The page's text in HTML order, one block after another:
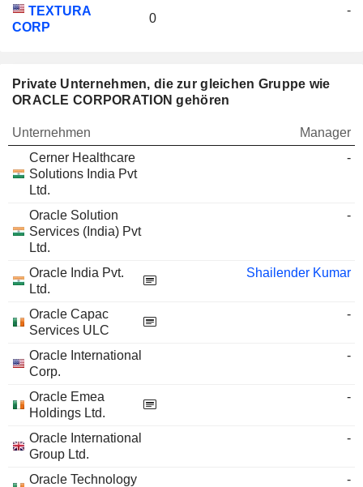
TEXTURA
CORP
0
-
Private Unternehmen, die zur gleichen Gruppe wie
ORACLE CORPORATION gehören
Unternehmen
Manager
Cerner Healthcare
Solutions India Pvt
Ltd.
-
Oracle Solution
Services (India) Pvt
Ltd.
-
Oracle India Pvt.
Ltd.
Shailender Kumar
Oracle Capac
Services ULC
-
Oracle International
Corp.
-
Oracle Emea
Holdings Ltd.
-
Oracle International
Group Ltd.
-
Oracle Technology
-